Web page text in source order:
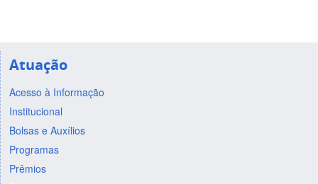
Atuação
Acesso à Informação
Institucional
Bolsas e Auxílios
Programas
Prêmios